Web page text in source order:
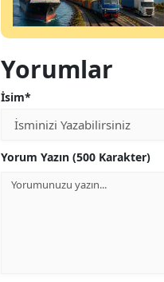
Yorumlar
İsim*
Yorum Yazın (500 Karakter)